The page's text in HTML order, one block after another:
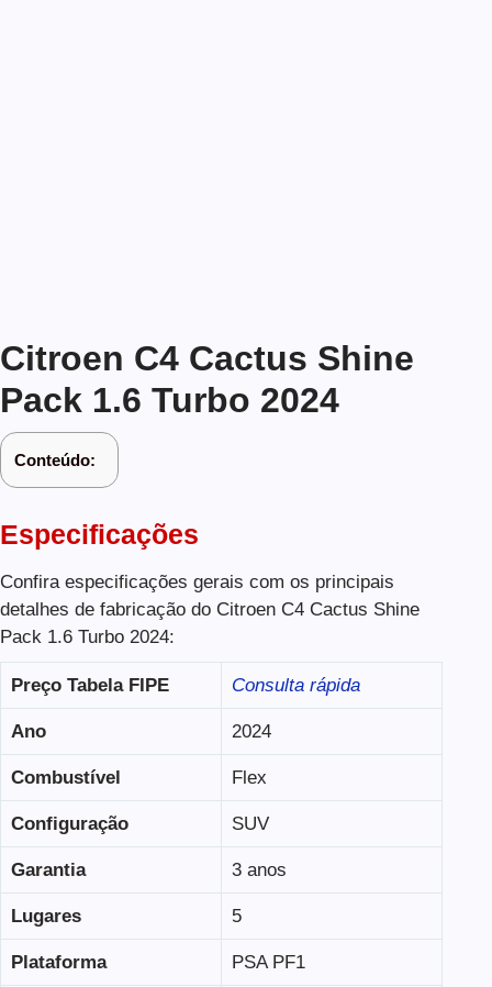
Citroen C4 Cactus Shine
Pack 1.6 Turbo 2024
Conteúdo:
Especificações
Confira especificações gerais com os principais
detalhes de fabricação do Citroen C4 Cactus Shine
Pack 1.6 Turbo 2024:
Preço Tabela FIPE Consulta rápida
Ano 2024
Combustível Flex
Configuração SUV
Garantia 3 anos
Lugares 5
Plataforma PSA PF1